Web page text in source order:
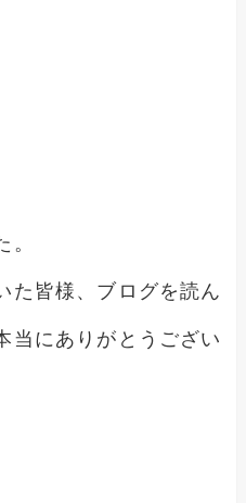
。
た皆様、ブログを読ん
当にありがとうござい